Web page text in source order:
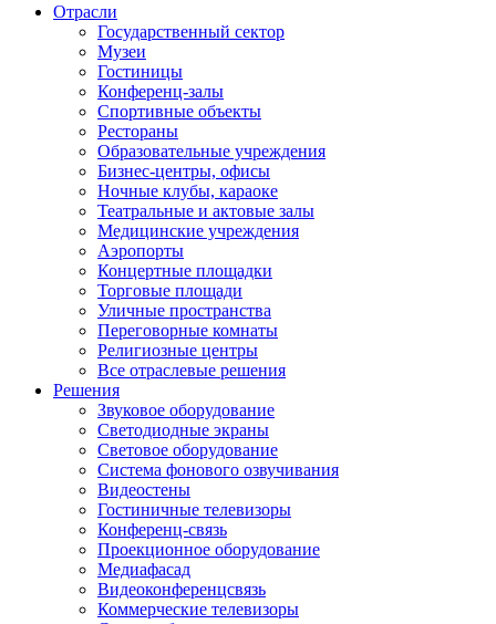
Отрасли
Государственный сектор
Музеи
Гостиницы
Конференц-залы
Спортивные объекты
Рестораны
Образовательные учреждения
Бизнес-центры, офисы
Ночные клубы, караоке
Театральные и актовые залы
Медицинские учреждения
Аэропорты
Концертные площадки
Торговые площади
Уличные пространства
Переговорные комнаты
Религиозные центры
Все отраслевые решения
Решения
Звуковое оборудование
Светодиодные экраны
Световое оборудование
Система фонового озвучивания
Видеостены
Гостиничные телевизоры
Конференц-связь
Проекционное оборудование
Медиафасад
Видеоконференцсвязь
Коммерческие телевизоры